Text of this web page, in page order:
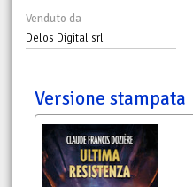
Venduto da
Delos Digital srl
Versione stampata